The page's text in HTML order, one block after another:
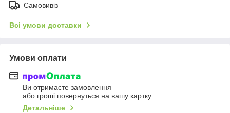
Самовивіз
Всі умови доставки
Умови оплати
Ви отримаєте замовлення
або гроші повернуться на вашу картку
Детальніше